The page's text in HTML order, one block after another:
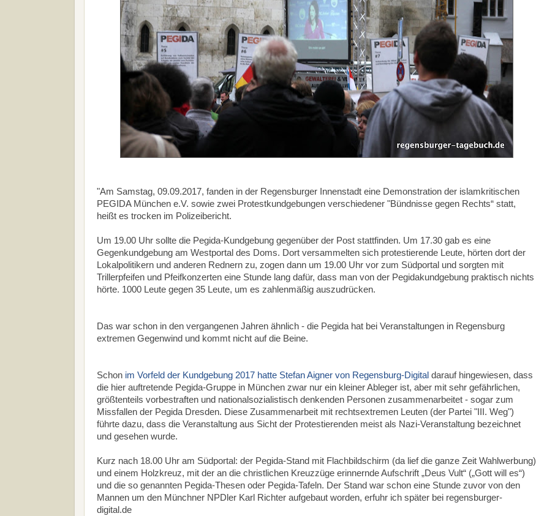
"Am Samstag, 09.09.2017, fanden in der Regensburger Innenstadt eine Demonstration der islamkritischen
PEGIDA München e.V. sowie zwei Protestkundgebungen verschiedener "Bündnisse gegen Rechts“ statt,
heißt es trocken im Polizeibericht.
Um 19.00 Uhr sollte die Pegida-Kundgebung gegenüber der Post stattfinden. Um 17.30 gab es eine
Gegenkundgebung am Westportal des Doms. Dort versammelten sich protestierende Leute, hörten dort der
Lokalpolitikern und anderen Rednern zu, zogen dann um 19.00 Uhr vor zum Südportal und sorgten mit
Trillerpfeifen und Pfeifkonzerten eine Stunde lang dafür, dass man von der Pegidakundgebung praktisch nichts
hörte. 1000 Leute gegen 35 Leute, um es zahlenmäßig auszudrücken.
Das war schon in den vergangenen Jahren ähnlich - die Pegida hat bei Veranstaltungen in Regensburg
extremen Gegenwind und kommt nicht auf die Beine.
Schon im Vorfeld der Kundgebung 2017 hatte Stefan Aigner von Regensburg-Digital darauf hingewiesen, dass
die hier auftretende Pegida-Gruppe in München zwar nur ein kleiner Ableger ist, aber mit sehr gefährlichen,
größtenteils vorbestraften und nationalsozialistisch denkenden Personen zusammenarbeitet - sogar zum
Missfallen der Pegida Dresden. Diese Zusammenarbeit mit rechtsextremen Leuten (der Partei "III. Weg")
führte dazu, dass die Veranstaltung aus Sicht der Protestierenden meist als Nazi-Veranstaltung bezeichnet
und gesehen wurde.
Kurz nach 18.00 Uhr am Südportal: der Pegida-Stand mit Flachbildschirm (da lief die ganze Zeit Wahlwerbung)
und einem Holzkreuz, mit der an die christlichen Kreuzzüge erinnernde Aufschrift „Deus Vult“ („Gott will es“)
und die so genannten Pegida-Thesen oder Pegida-Tafeln. Der Stand war schon eine Stunde zuvor von den
Mannen um den Münchner NPDler Karl Richter aufgebaut worden, erfuhr ich später bei regensburger-
digital.de